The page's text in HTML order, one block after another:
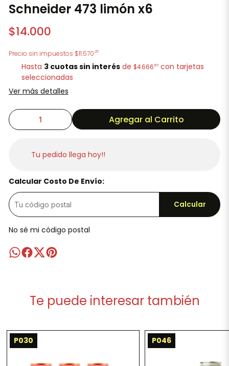
Schneider 473 limón x6
$14.000
Precio sin impuestos $11.57025
Hasta 3 cuotas sin interés de $4.66667 con tarjetas
seleccionadas
Ver más detalles
Agregar al Carrito
Tu pedido llega hoy!!
Calcular Costo De Envío:
Calcular
No sé mi código postal
Te puede interesar también
P030 P046